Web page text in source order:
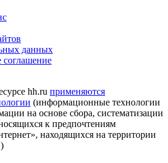
данных
соглашение
hh.ru применяются
(информационные технологии
на основе сбора, систематизации
к предпочтениям
находящихся на территории